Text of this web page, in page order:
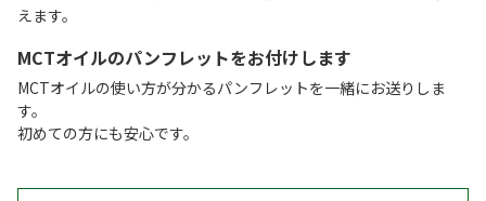
えます。
MCTオイルのパンフレットをお付けします
MCTオイルの使い方が分かるパンフレットを一緒にお送りしま
す。
初めての方にも安心です。